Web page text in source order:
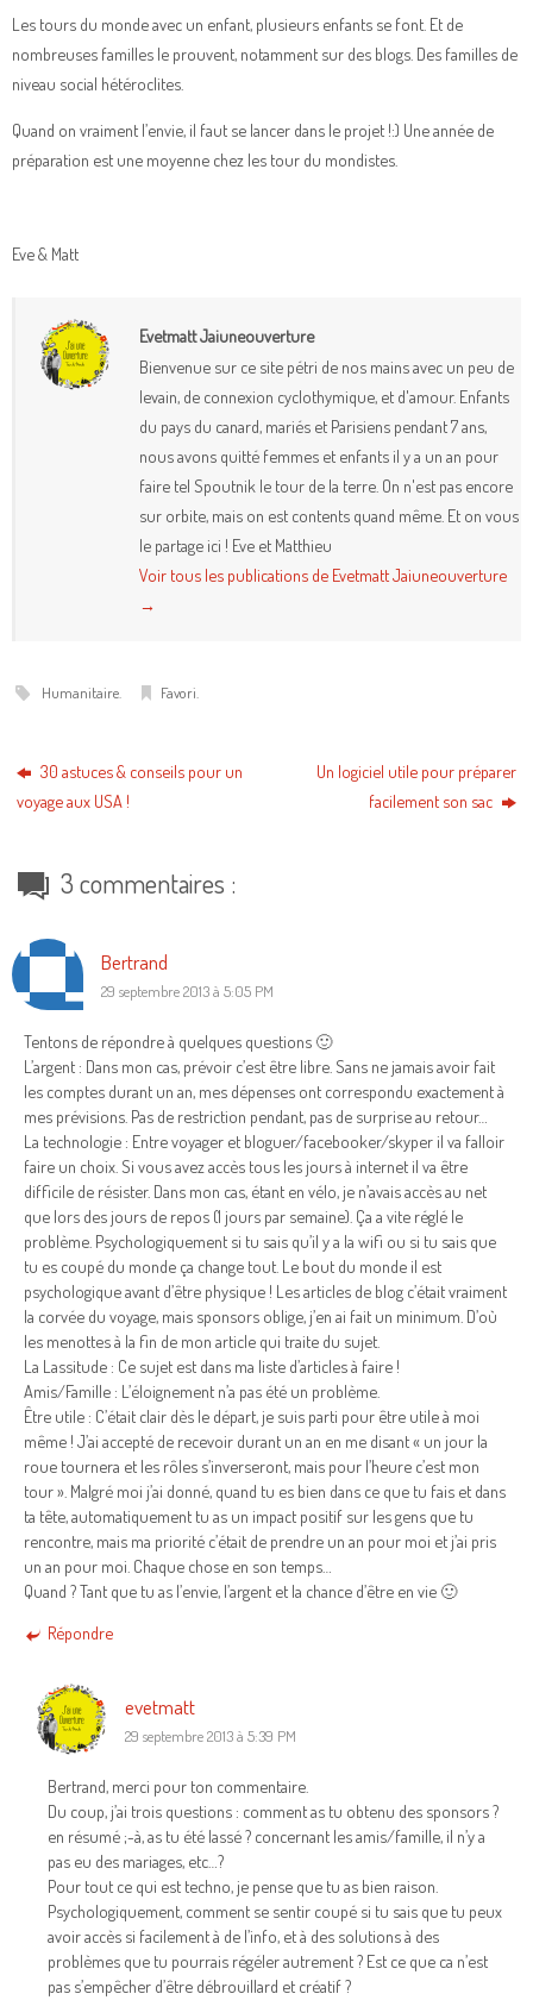
Les tours du monde avec un enfant, plusieurs enfants se font. Et de
nombreuses familles le prouvent, notamment sur des blogs. Des familles de
niveau social hétéroclites.
Quand on vraiment l’envie, il faut se lancer dans le projet !:) Une année de
préparation est une moyenne chez les tour du mondistes.
Eve & Matt
Evetmatt Jaiuneouverture
Bienvenue sur ce site pétri de nos mains avec un peu de
levain, de connexion cyclothymique, et d'amour. Enfants
du pays du canard, mariés et Parisiens pendant 7 ans,
nous avons quitté femmes et enfants il y a un an pour
faire tel Spoutnik le tour de la terre. On n'est pas encore
sur orbite, mais on est contents quand même. Et on vous
le partage ici ! Eve et Matthieu
Voir tous les publications de Evetmatt Jaiuneouverture
→
Humanitaire. Favori
30 astuces & conseils pour un
voyage aux USA !
Un logiciel utile pour préparer
facilement son sac
3 commentaires :
Bertrand
29 septembre 2013 à 5:05 PM
Tentons de répondre à quelques questions 🙂
L’argent : Dans mon cas, prévoir c’est être libre. Sans ne jamais avoir fait
les comptes durant un an, mes dépenses ont correspondu exactement à
mes prévisions. Pas de restriction pendant, pas de surprise au retour…
La technologie : Entre voyager et bloguer/facebooker/skyper il va falloir
faire un choix. Si vous avez accès tous les jours à internet il va être
difficile de résister. Dans mon cas, étant en vélo, je n’avais accès au net
que lors des jours de repos (1 jours par semaine). Ça a vite réglé le
problème. Psychologiquement si tu sais qu’il y a la wifi ou si tu sais que
tu es coupé du monde ça change tout. Le bout du monde il est
psychologique avant d’être physique ! Les articles de blog c’était vraiment
la corvée du voyage, mais sponsors oblige, j’en ai fait un minimum. D’où
les menottes à la fin de mon article qui traite du sujet.
La Lassitude : Ce sujet est dans ma liste d’articles à faire !
Amis/Famille : L’éloignement n’a pas été un problème.
Être utile : C’était clair dès le départ, je suis parti pour être utile à moi
même ! J’ai accepté de recevoir durant un an en me disant « un jour la
roue tournera et les rôles s’inverseront, mais pour l’heure c’est mon
tour ». Malgré moi j’ai donné, quand tu es bien dans ce que tu fais et dans
ta tête, automatiquement tu as un impact positif sur les gens que tu
rencontre, mais ma priorité c’était de prendre un an pour moi et j’ai pris
un an pour moi. Chaque chose en son temps…
Quand ? Tant que tu as l’envie, l’argent et la chance d’être en vie 🙂
Répondre
evetmatt
29 septembre 2013 à 5:39 PM
Bertrand, merci pour ton commentaire.
Du coup, j’ai trois questions : comment as tu obtenu des sponsors ?
en résumé ;-à, as tu été lassé ? concernant les amis/famille, il n’y a
pas eu des mariages, etc…?
Pour tout ce qui est techno, je pense que tu as bien raison.
Psychologiquement, comment se sentir coupé si tu sais que tu peux
avoir accès si facilement à de l’info, et à des solutions à des
problèmes que tu pourrais régéler autrement ? Est ce que ca n’est
pas s’empêcher d’être débrouillard et créatif ?